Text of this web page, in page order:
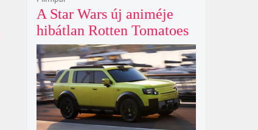
A Star Wars új animéje
hibátlan Rotten Tomatoes
értékeléssel bizonyítja
nincs szükség a
nagyvászonra